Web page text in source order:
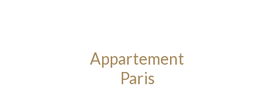
Appartement
Paris